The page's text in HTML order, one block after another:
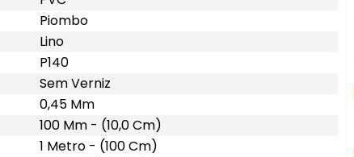
Piombo
Lino
P140
Sem Verniz
0,45 Mm
100 Mm - (10,0 Cm)
1 Metro - (100 Cm)